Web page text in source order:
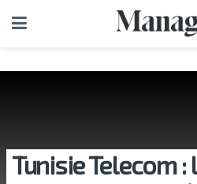
Tunisie Telecom